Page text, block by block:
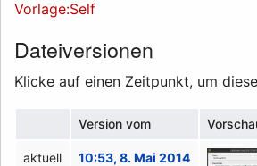
Vorlage:Self
Dateiversionen
Klicke auf einen Zeitpunkt, um
Version vom
aktuell 10:53, 8. Mai 2014